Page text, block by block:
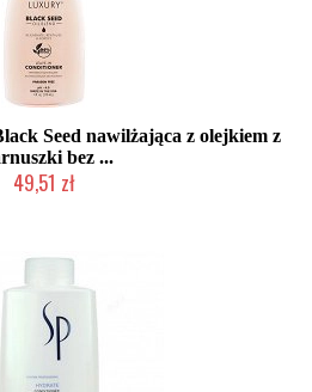
Seed nawilżająca z olejkiem z
bez ...
49,51 zł